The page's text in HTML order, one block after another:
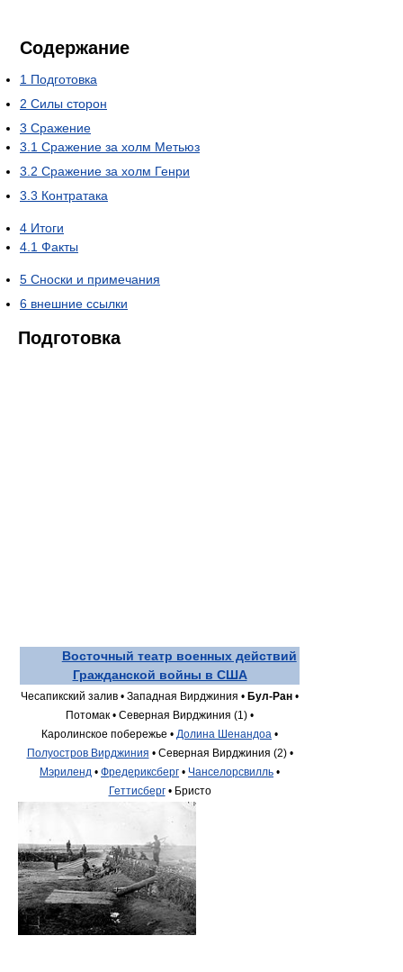
Содержание
1 Подготовка
2 Силы сторон
3 Сражение
3.1 Сражение за холм Метьюз
3.2 Сражение за холм Генри
3.3 Контратака
4 Итоги
4.1 Факты
5 Сноски и примечания
6 внешние ссылки
Подготовка
Восточный театр военных действий
Гражданской войны в США
Чесапикский залив • Западная Вирджиния • Бул-Ран •
Потомак • Северная Вирджиния (1) •
Каролинское побережье • Долина Шенандоа •
Полуостров Вирджиния • Северная Вирджиния (2) •
Мэриленд • Фредериксберг • Чанселорсвилль •
Геттисберг• Бристо